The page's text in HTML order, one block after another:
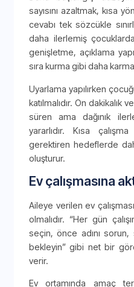
sayısını azaltmak, kısa
cevabı tek sözcükle
daha ilerlemiş
genişletme, açıklama
sıra kurma gibi daha
Uyarlama yapılırken
katılmalıdır. On dakikalık
süren ama dağınık
yararlıdır. Kısa
gerektiren hedeflerde
oluşturur.
Ev çalışmasına
Aileye verilen ev
olmalıdır. “Her gün
seçin, önce adını sorun,
bekleyin” gibi net bir
verir.
Ev ortamında amaç